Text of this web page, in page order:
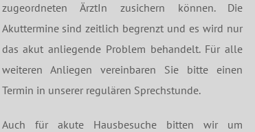
zugeordneten ÄrztIn zusichern können. Die
Akuttermine sind zeitlich begrenzt und es wird nur
das akut anliegende Problem behandelt. Für alle
weiteren Anliegen vereinbaren Sie bitte einen
Termin in unserer regulären Sprechstunde.
Auch für akute Hausbesuche bitten wir um